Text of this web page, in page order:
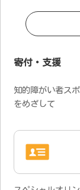
寄付・支援
知的障がい者ス
をめざして